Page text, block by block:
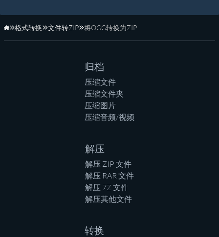
主页
格式转换 文件转ZIP 将OGG转换为ZIP
归档
压缩文件
压缩文件夹
压缩图片
压缩音频/视频
解压
解压 ZIP 文件
解压 RAR 文件
解压 7Z 文件
解压其他文件
转换